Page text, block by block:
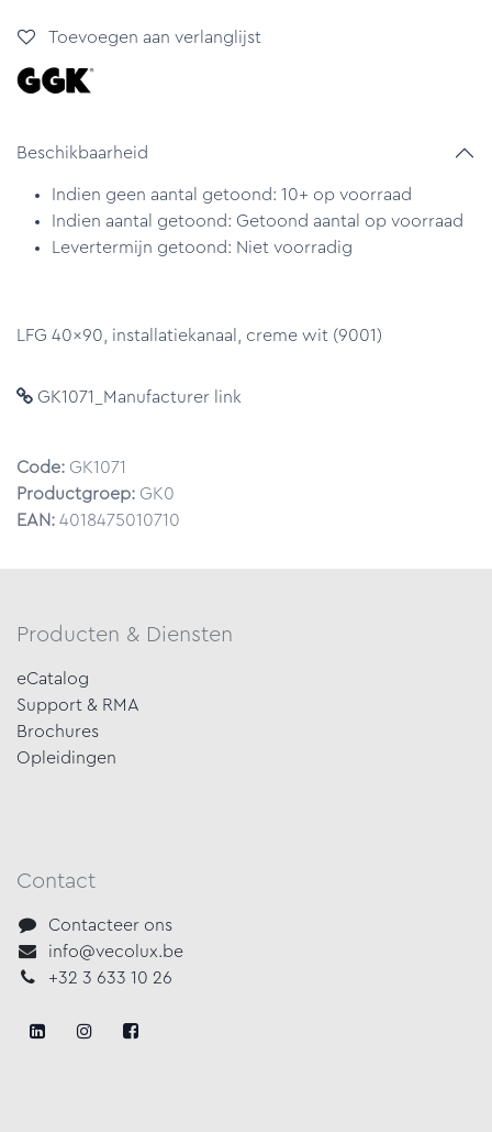
Toevoegen aan verlanglijst
Beschikbaarheid
Indien geen aantal getoond: 10+ op voorraad
Indien aantal getoond: Getoond aantal op voorraad
Levertermijn getoond: Niet voorradig
LFG 40x90, installatiekanaal, creme wit (9001)
GK1071_Manufacturer link
Code: GK1071
Productgroep: GK0
EAN: 4018475010710
Producten & Diensten
eCatalog
Support & RMA
Brochures
Opleidingen
Contact
Contacteer ons
info@vecolux.be
+32 3 633 10 26